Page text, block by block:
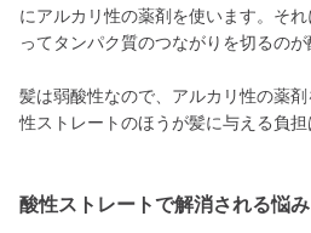
にアルカリ性の薬剤を使います。そ
ってタンパク質のつながりを切るのが
髪は弱酸性なので、アルカリ性の薬
性ストレートのほうが髪に与える負担
酸性ストレートで解消される悩